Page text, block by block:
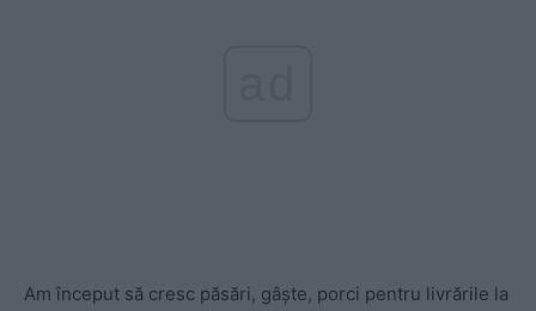
Am început să cresc păsări, gâște, porci pentru livrările la